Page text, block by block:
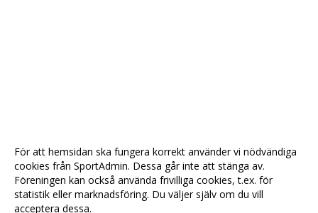
För att hemsidan ska fungera korrekt använder vi nödvändiga
cookies från SportAdmin. Dessa går inte att stänga av.
Föreningen kan också använda frivilliga cookies, t.ex. för
statistik eller marknadsföring. Du väljer själv om du vill
acceptera dessa.